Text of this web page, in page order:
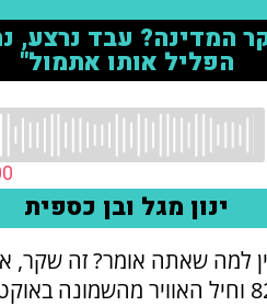
שאתה אומר? זה שקר,
הייתי הראשון עם התחקיר על 8200 וחיל